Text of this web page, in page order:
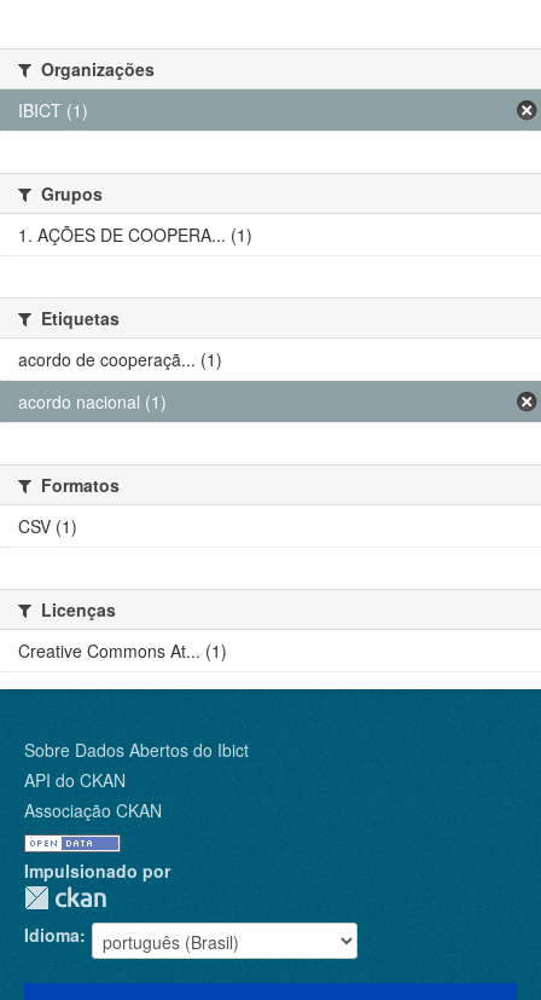
Organizações
IBICT (1)
Grupos
1. AÇÕES DE COOPERA... (1)
Etiquetas
acordo de cooperaçã... (1)
acordo nacional (1)
Formatos
CSV (1)
Licenças
Creative Commons At... (1)
Sobre Dados Abertos do Ibict
API do CKAN
Associação CKAN
Impulsionado por
Idioma